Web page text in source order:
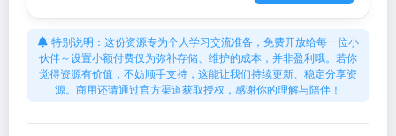
特别说明：这份资源专为个人学习交流准备，免费开放给每一位小
伙伴～设置小额付费仅为弥补存储、维护的成本，并非盈利哦。若你
觉得资源有价值，不妨顺手支持，这能让我们持续更新、稳定分享资
源。商用还请通过官方渠道获取授权，感谢你的理解与陪伴！